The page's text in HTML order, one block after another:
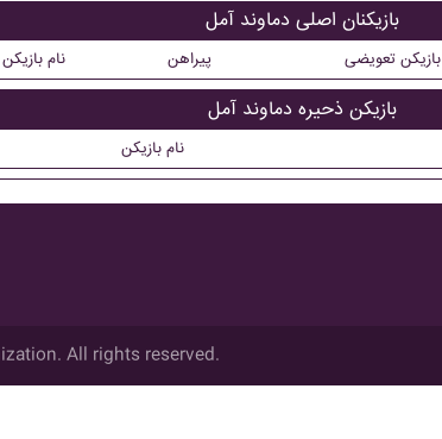
بازیکنان اصلی دماوند آمل
نام بازیکن پیراهن بازیکن تعویضی
بازیکن ذحیره دماوند آمل
نام بازیکن
All rights reserved.